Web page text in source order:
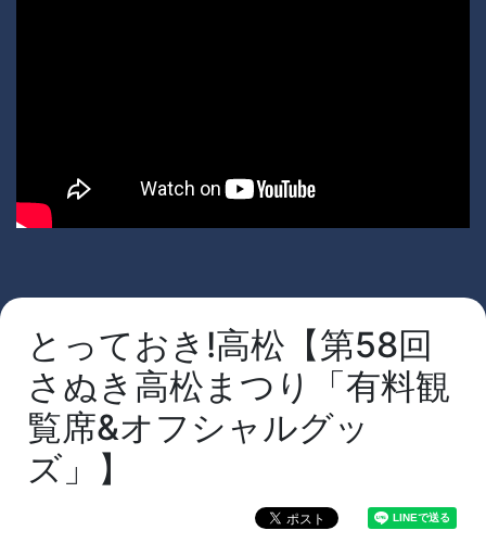
とっておき!高松【第58回
さぬき高松まつり「有料観
覧席&オフシャルグッ
ズ」】